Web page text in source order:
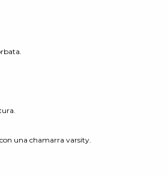
una chamarra varsity.